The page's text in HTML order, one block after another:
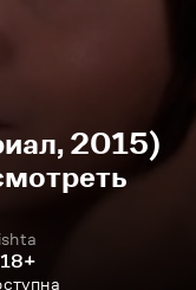
2015)
18+